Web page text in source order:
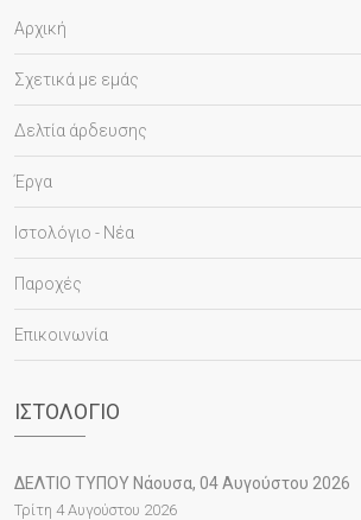
Αρχική
Σχετικά με εμάς
Δελτία άρδευσης
Έργα
Ιστολόγιο - Νέα
Παροχές
Επικοινωνία
ΙΣΤΟΛΌΓΙΟ
ΔΕΛΤΙΟ ΤΥΠΟΥ Νάουσα, 04 Αυγούστου 2026
Τρίτη 4 Αυγούστου 2026